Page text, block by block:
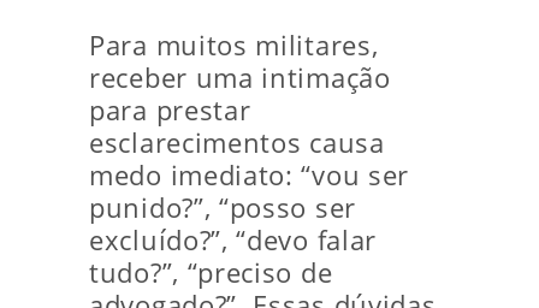
Para muitos militares,
receber uma intimação
para prestar
esclarecimentos causa
medo imediato: “vou ser
punido?”, “posso ser
excluído?”, “devo falar
tudo?”, “preciso de